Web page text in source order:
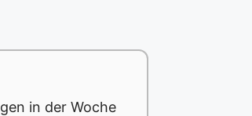
in der Woche